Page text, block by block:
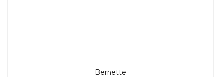
Bernette